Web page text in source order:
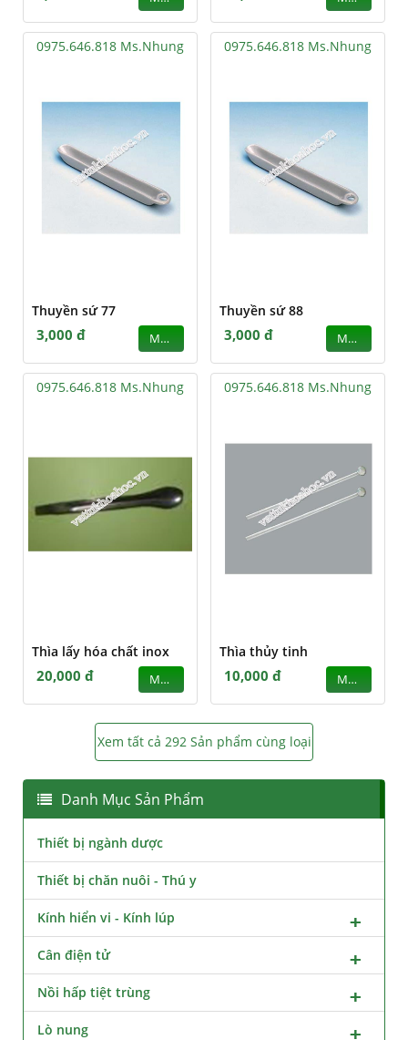
0975.646.818 Ms.Nhung
Thuyền sứ 77
3,000 đ MUA
0975.646.818 Ms.Nhung
Thuyền sứ 88
3,000 đ MUA
0975.646.818 Ms.Nhung
Thìa lấy hóa chất inox
20,000 đ MUA
0975.646.818 Ms.Nhung
Thìa thủy tinh
10,000 đ MUA
Xem tất cả 292 Sản phẩm cùng loại
Danh Mục Sản Phẩm
Thiết bị ngành dược
Thiết bị chăn nuôi - Thú y
Kính hiển vi - Kính lúp
Cân điện tử
Nồi hấp tiệt trùng
Lò nung